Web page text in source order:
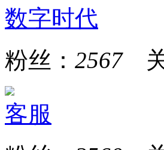
数字时代
粉丝： 2567关
客服